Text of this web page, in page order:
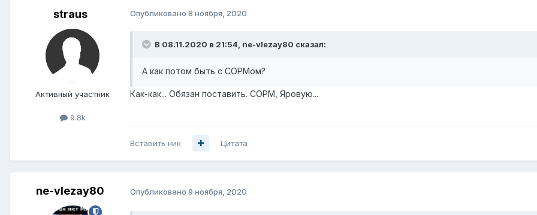
straus
Активный участник
9.8k
Опубликовано 8 ноября, 2020
В 08.11.2020 в 21:54, ne-vlezay80 сказал:
А как потом быть с СОРМом?
Как-как... Обязан поставить. СОРМ, Яровую...
Вставить ник Цитата
ne-vlezay80 Опубликовано 9 ноября, 2020